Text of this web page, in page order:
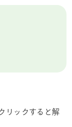
リックすると解